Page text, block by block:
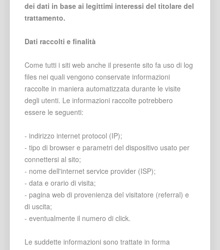
dei dati in base ai legittimi interessi del titolare del
trattamento.
Dati raccolti e finalità
Come tutti i siti web anche il presente sito fa uso di log
files nei quali vengono conservate informazioni
raccolte in maniera automatizzata durante le visite
degli utenti. Le informazioni raccolte potrebbero
essere le seguenti:
- indirizzo internet protocol (IP);
- tipo di browser e parametri del dispositivo usato per
connettersi al sito;
- nome dell'internet service provider (ISP);
- data e orario di visita;
- pagina web di provenienza del visitatore (referral) e
di uscita;
- eventualmente il numero di click.
Le suddette informazioni sono trattate in forma